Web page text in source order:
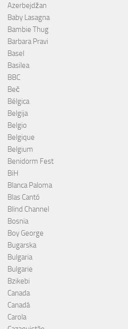
Azerbejdžan
Baby Lasagna
Bambie Thug
Barbara Pravi
Basel
Basilea
BBC
Beč
Bélgica
Belgija
Belgio
Belgique
Belgium
Benidorm Fest
BiH
Blanca Paloma
Blas Cantó
Blind Channel
Bosnia
Boy George
Bugarska
Bulgaria
Bulgarie
Bzikebi
Canada
Canadá
Carola